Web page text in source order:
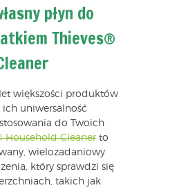
płyn do
Thieves®
większości produktów
ich uniwersalność
do Twoich
Household Cleaner to
wielozadaniowy
który sprawdzi się
takich jak